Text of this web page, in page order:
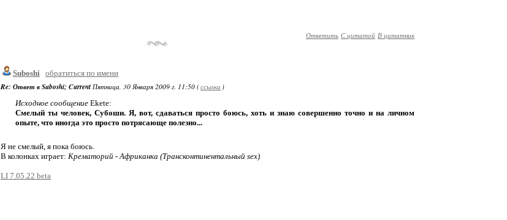
Ответить С цитатой В цитатник
Suboshi обратиться по имени
Re: Ответ в Suboshi; Current Пятница, 30 Января 2009 г. 11:50 (ссылка )
Исходное сообщение Ekete:
Смелый ты человек, Субоши. Я, вот, сдаваться просто боюсь, хоть и знаю совершенно точно и на личном
опыте, что иногда это просто потрясающе полезно...
Я не смелый, я пока боюсь.
В колонках играет: Крематорий - Африканка (Трансконтинентальный sex)
LI 7.05.22 beta